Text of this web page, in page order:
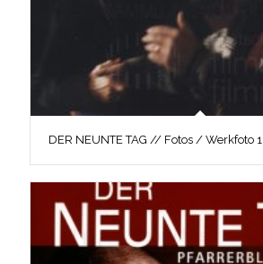
DER NEUNTE TAG // Fotos / Werkfoto 1